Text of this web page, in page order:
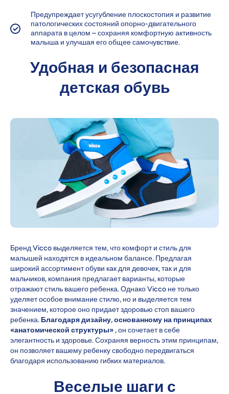
Предупреждает усугубление плоскостопия и развитие
патологических состояний опорно-двигательного
аппарата в целом – сохраняя комфортную активность
малыша и улучшая его общее самочувствие.
Удобная и безопасная
детская обувь
Бренд Vicco выделяется тем, что комфорт и стиль для
малышей находятся в идеальном балансе. Предлагая
широкий ассортимент обуви как для девочек, так и для
мальчиков, компания предлагает варианты, которые
отражают стиль вашего ребенка. Однако Vicco не только
уделяет особое внимание стилю, но и выделяется тем
значением, которое оно придает здоровью стоп вашего
ребенка. Благодаря дизайну, основанному на принципах
«анатомической структуры» , он сочетает в себе
элегантность и здоровье. Сохраняя верность этим принципам,
он позволяет вашему ребенку свободно передвигаться
благодаря использованию гибких материалов.
Веселые шаги с